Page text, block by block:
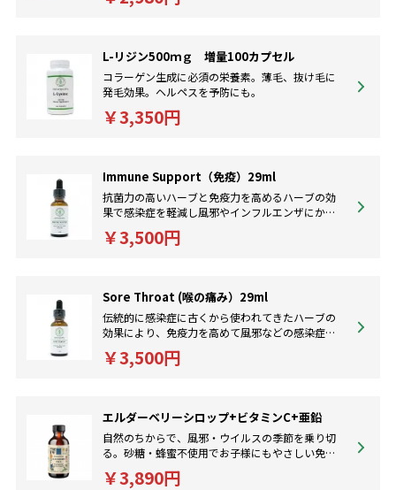
L-リジン500ｍｇ 増量100カプセル
コラーゲン生成に必須の栄養素。薄毛、抜け毛に
発毛効果。ヘルペスを予防にも。
￥3,350円
Immune Support（免疫）29ml
抗菌力の高いハーブと免疫力を高めるハーブの効
果で感染症を軽減し風邪やインフルエンザにかか
りにくくしてくれるハーブフォーミュラです。
￥3,500円
Sore Throat (喉の痛み）29ml
伝統的に感染症に古くから使われてきたハーブの
効果により、免疫力を高めて風邪などの感染症を
より早く回復させてくれるフォーミュラです。
￥3,500円
エルダーベリーシロップ+ビタミンC+亜鉛
自然のちからで、風邪・ウイルスの季節を乗り切
る。砂糖・蜂蜜不使用でお子様にもやさしい免疫
￥3,890円